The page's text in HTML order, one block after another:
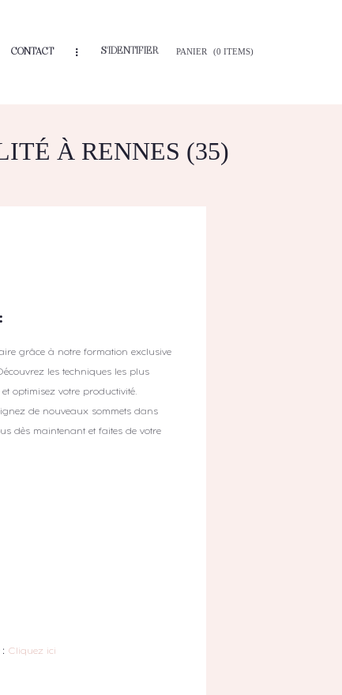
CONTACT S'IDENTIFIER PANIER (0 ITEMS)
À RENNES (35)
grâce à notre formation exclusive
les techniques les plus
optimisez votre productivité.
de nouveaux sommets dans
dès maintenant et faites de votre
: Cliquez ici